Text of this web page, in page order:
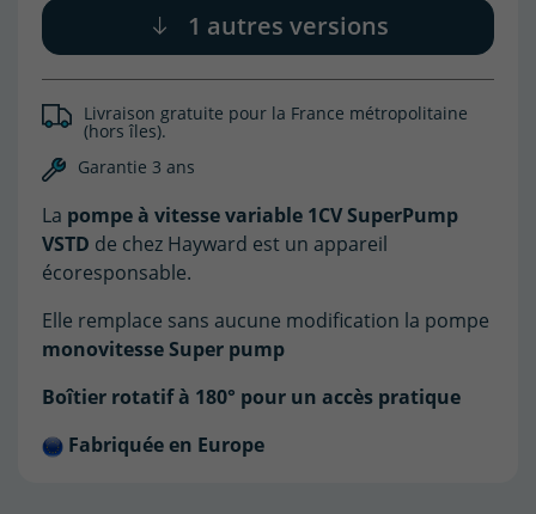
(1 avis)
1 autres versions
Livraison gratuite pour la France métropolitaine
(hors îles).
Garantie 3 ans
La pompe à vitesse variable 1CV SuperPump
VSTD de chez Hayward est un appareil
écoresponsable.
Elle remplace sans aucune modification la pompe
monovitesse Super pump
Boîtier rotatif à 180° pour un accès pratique
Fabriquée en Europe